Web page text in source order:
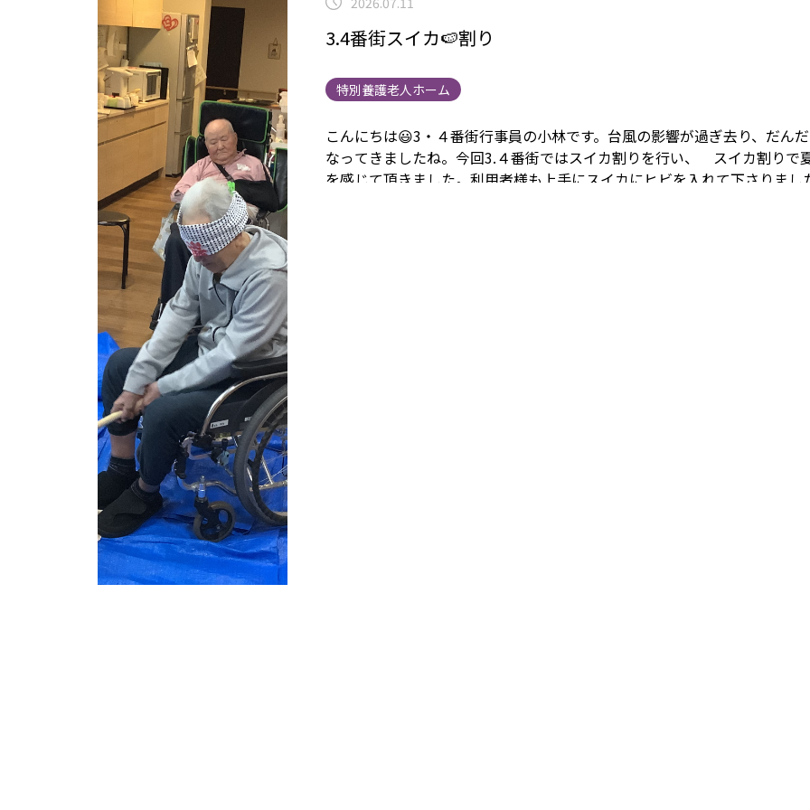
3.4番街スイカ🍉割り
特別養護老人ホーム
こんにちは😃3・４番街行事員の小林です。台風の影響が過ぎ去り、だんだ
なってきましたね。 今回3.４番街ではスイカ割りを行い、
スイカ割りで
を感じて頂きました。 利用者様も上手にスイカにヒビを入れて下さりまし